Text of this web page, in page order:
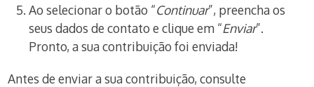
Ao selecionar o botão “Continuar”, preencha os
seus dados de contato e clique em “Enviar”.
Pronto, a sua contribuição foi enviada!
Antes de enviar a sua contribuição, consulte